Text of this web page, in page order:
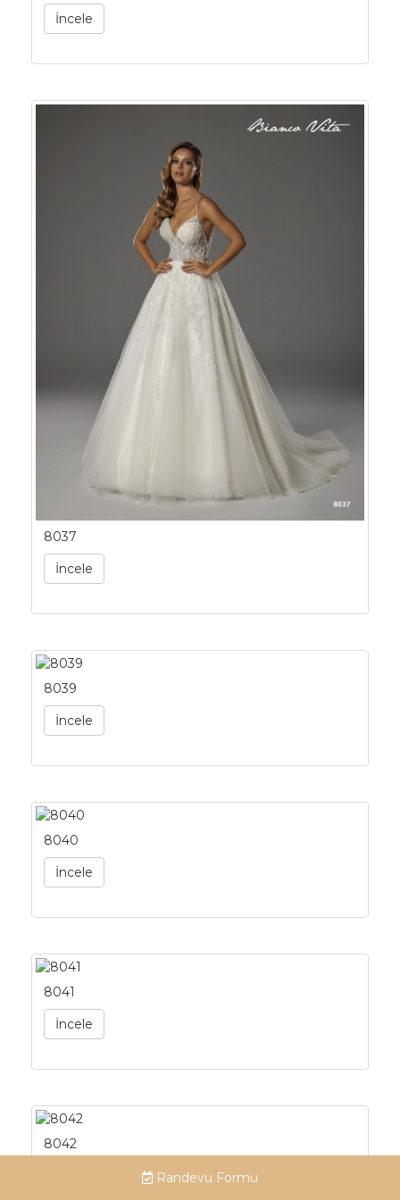
Randevu Formu
İncele
8037
İncele
8039
İncele
8040
İncele
8041
İncele
8042